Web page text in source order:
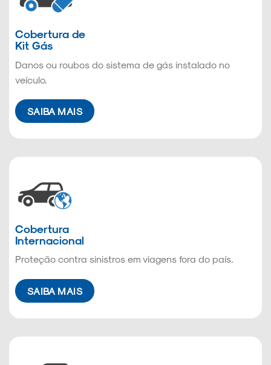
Cobertura de
Kit Gás
Danos ou roubos do sistema de gás instalado no
veículo.
SAIBA MAIS
Cobertura
Internacional
Proteção contra sinistros em viagens fora do país.
SAIBA MAIS